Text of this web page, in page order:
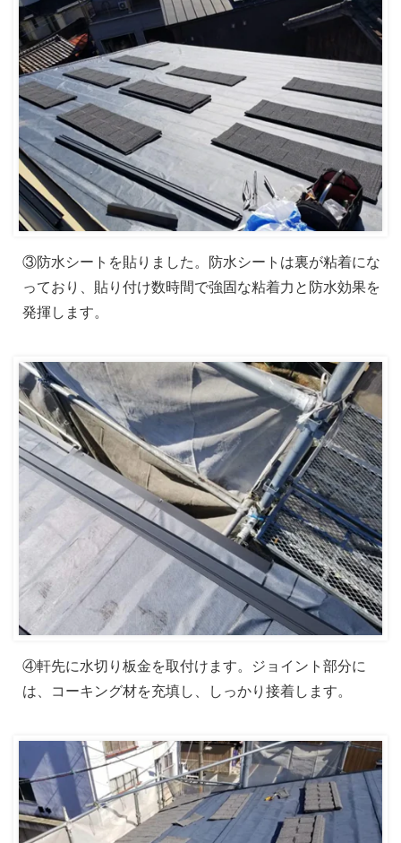
③防水シートを貼りました。防水シートは裏が粘着にな
っており、貼り付け数時間で強固な粘着力と防水効果を
発揮します。
④軒先に水切り板金を取付けます。ジョイント部分に
は、コーキング材を充填し、しっかり接着します。